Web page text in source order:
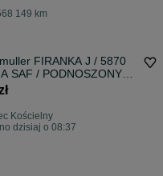
rok bardzo ładny
149 km
FIRANKA J / 5870
SAF / PODNOSZONY
DACH / OŚ
CAŁE CZARNE
/ REJESTRACJA 2023
/
Kościelny
dzisiaj o 08:37